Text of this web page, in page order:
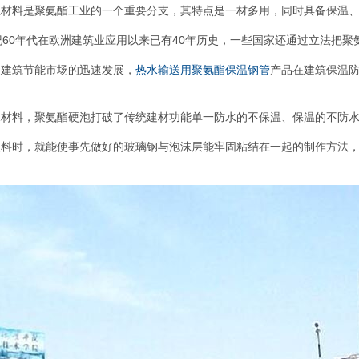
料是聚氨酯工业的一个重要分支，其特点是一材多用，同时具备保温
年代在欧洲建筑业应用以来已有40年历史，一些国家还通过立法把
筑节能市场的迅速发展， 热水输送用聚氨酯保温钢管产品在建筑保温
料，聚氨酯硬泡打破了传统建材功能单一防水的不保温、保温的不防
时，就能使事先做好的玻璃钢与泡沫层能牢固粘结在一起的制作方法